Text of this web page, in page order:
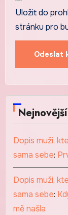
Uložit do
stránku pro
Dopis muži,
sama sebe:
Dopis muži,
sama sebe:
mě našla